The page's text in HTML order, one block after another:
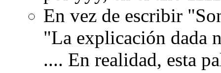
En vez de escribir
"La explicación dada
.... En realidad, esta